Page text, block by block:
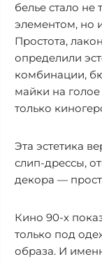
белье стало
элементом, но
Простота,
определили
комбинации,
майки на голое
только
Эта эстетика
слип-дрессы,
декора —
Кино 90-х
только под
образа. И